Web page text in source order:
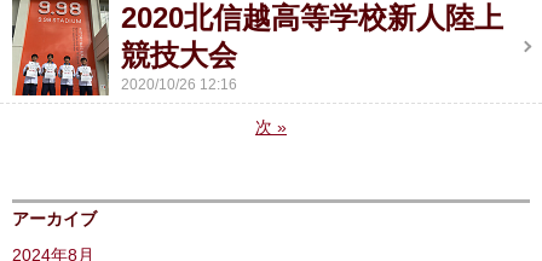
2020北信越高等学校新人陸上
競技大会
2020/10/26 12:16
次 »
アーカイブ
2024年8月